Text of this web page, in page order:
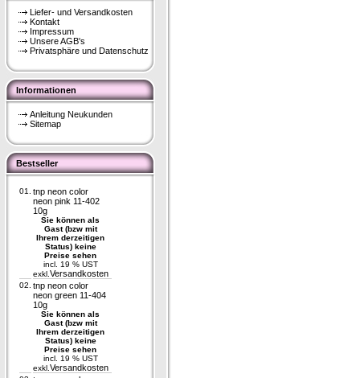
Liefer- und Versandkosten
Kontakt
Impressum
Unsere AGB's
Privatsphäre und Datenschutz
Informationen
Anleitung Neukunden
Sitemap
Bestseller
01.
tnp neon color
neon pink 11-402
10g
Sie können als
Gast (bzw mit
Ihrem derzeitigen
Status) keine
Preise sehen
incl. 19 % UST
exkl. Versandkosten
02. tnp neon color
neon green 11-404
10g
Sie können als
Gast (bzw mit
Ihrem derzeitigen
Status) keine
Preise sehen
incl. 19 % UST
exkl. Versandkosten